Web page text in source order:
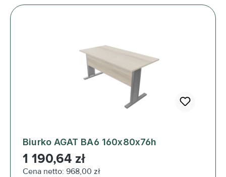
Biurko AGAT BA6 160x80x76h
Cena regularna:
1 190,64 zł
Cena netto: 968,00 zł